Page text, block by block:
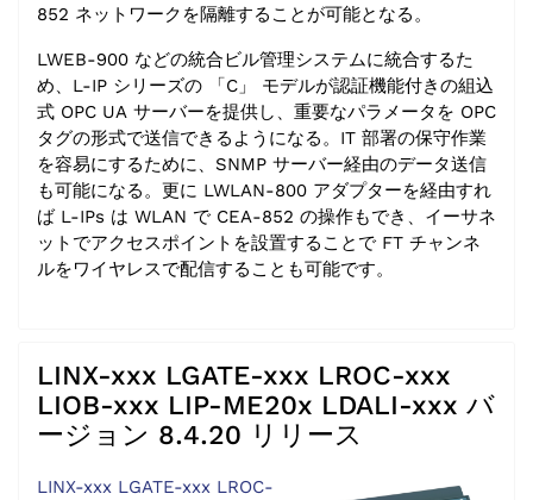
852 ネットワークを隔離することが可能となる。
LWEB-900 などの統合ビル管理システムに統合するた
め、L-IP シリーズの 「C」 モデルが認証機能付きの組込
式 OPC UA サーバーを提供し、重要なパラメータを OPC
タグの形式で送信できるようになる。IT 部署の保守作業
を容易にするために、SNMP サーバー経由のデータ送信
も可能になる。更に LWLAN-800 アダプターを経由すれ
ば L-IPs は WLAN で CEA-852 の操作もでき、イーサネ
ットでアクセスポイントを設置することで FT チャンネ
ルをワイヤレスで配信することも可能です。
LINX-xxx LGATE-xxx LROC-xxx
LIOB-xxx LIP-ME20x LDALI-xxx バ
ージョン 8.4.20 リリース
LINX-xxx LGATE-xxx LROC-